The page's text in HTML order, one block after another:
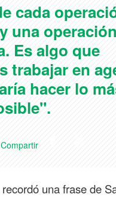
cada
una operación
Es algo que
trabajar en
hacer lo
Compartir
una frase de